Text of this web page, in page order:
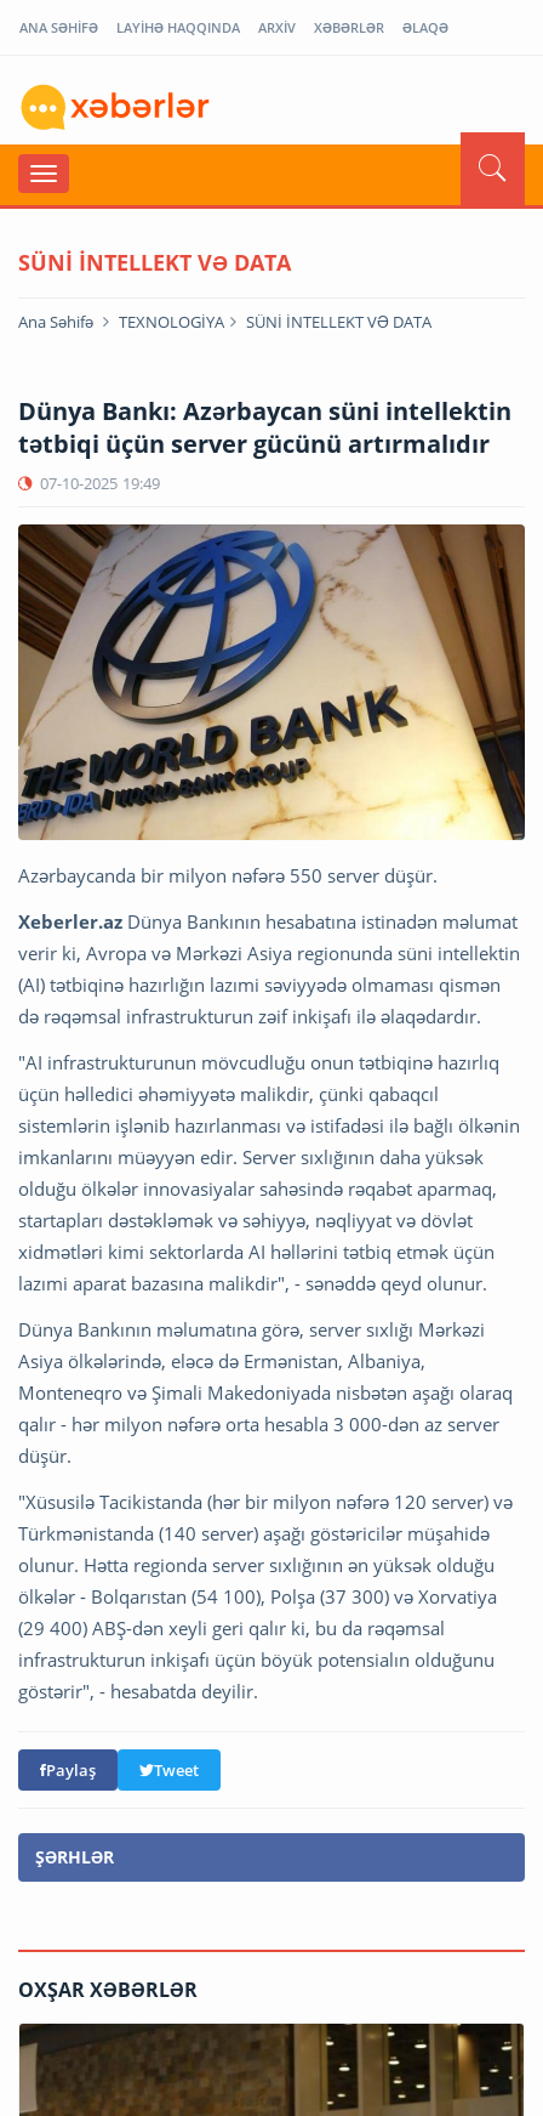
ANA SƏHİFƏ LAYİHƏ HAQQINDA ARXİV XƏBƏRLƏR ƏLAQƏ
SÜNİ İNTELLEKT VƏ DATA
Ana Səhifə TEXNOLOGİYA SÜNİ İNTELLEKT VƏ DATA
Dünya Bankı: Azərbaycan süni intellektin
tətbiqi üçün server gücünü artırmalıdır
07-10-2025 19:49
Azərbaycanda bir milyon nəfərə 550 server düşür.
Xeberler.az Dünya Bankının hesabatına istinadən məlumat
verir ki, Avropa və Mərkəzi Asiya regionunda süni intellektin
(AI) tətbiqinə hazırlığın lazımi səviyyədə olmaması qismən
də rəqəmsal infrastrukturun zəif inkişafı ilə əlaqədardır.
"AI infrastrukturunun mövcudluğu onun tətbiqinə hazırlıq
üçün həlledici əhəmiyyətə malikdir, çünki qabaqcıl
sistemlərin işlənib hazırlanması və istifadəsi ilə bağlı ölkənin
imkanlarını müəyyən edir. Server sıxlığının daha yüksək
olduğu ölkələr innovasiyalar sahəsində rəqabət aparmaq,
startapları dəstəkləmək və səhiyyə, nəqliyyat və dövlət
xidmətləri kimi sektorlarda AI həllərini tətbiq etmək üçün
lazımi aparat bazasına malikdir", - sənəddə qeyd olunur.
Dünya Bankının məlumatına görə, server sıxlığı Mərkəzi
Asiya ölkələrində, eləcə də Ermənistan, Albaniya,
Monteneqro və Şimali Makedoniyada nisbətən aşağı olaraq
qalır - hər milyon nəfərə orta hesabla 3 000-dən az server
düşür.
"Xüsusilə Tacikistanda (hər bir milyon nəfərə 120 server) və
Türkmənistanda (140 server) aşağı göstəricilər müşahidə
olunur. Hətta regionda server sıxlığının ən yüksək olduğu
ölkələr - Bolqarıstan (54 100), Polşa (37 300) və Xorvatiya
(29 400) ABŞ-dən xeyli geri qalır ki, bu da rəqəmsal
infrastrukturun inkişafı üçün böyük potensialın olduğunu
göstərir", - hesabatda deyilir.
Paylaş Tweet
ŞƏRHLƏR
OXŞAR XƏBƏRLƏR